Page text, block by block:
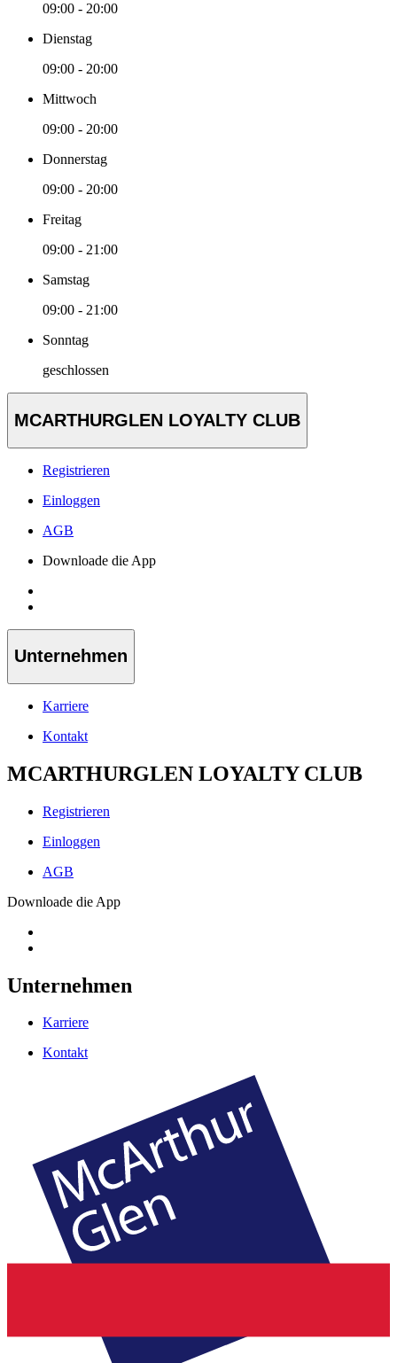
09:00 - 20:00
Dienstag
09:00 - 20:00
Mittwoch
09:00 - 20:00
Donnerstag
09:00 - 20:00
Freitag
09:00 - 21:00
Samstag
09:00 - 21:00
Sonntag
geschlossen
MCARTHURGLEN LOYALTY CLUB
Registrieren
Einloggen
AGB
Downloade die App
Unternehmen
Karriere
Kontakt
MCARTHURGLEN LOYALTY CLUB
Registrieren
Einloggen
AGB
Downloade die App
Unternehmen
Karriere
Kontakt